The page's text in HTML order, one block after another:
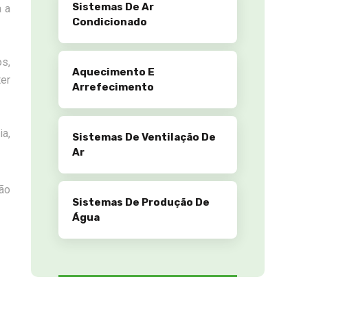
a
Sistemas De Ar
Condicionado
Aquecimento E
Arrefecimento
Sistemas De Ventilação De
Ar
Sistemas De Produção De
Água